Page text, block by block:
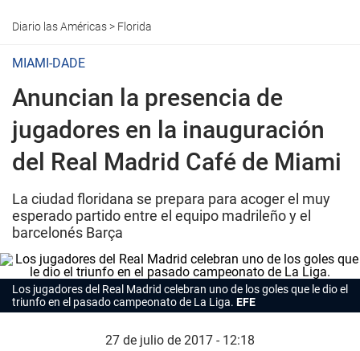
Diario las Américas> Florida
MIAMI-DADE
Anuncian la presencia de
jugadores en la inauguración
del Real Madrid Café de Miami
La ciudad floridana se prepara para acoger el muy
esperado partido entre el equipo madrileño y el
barcelonés Barça
Los jugadores del Real Madrid celebran uno de los goles que le dio el
triunfo en el pasado campeonato de La Liga. EFE
27 de julio de 2017 - 12:18